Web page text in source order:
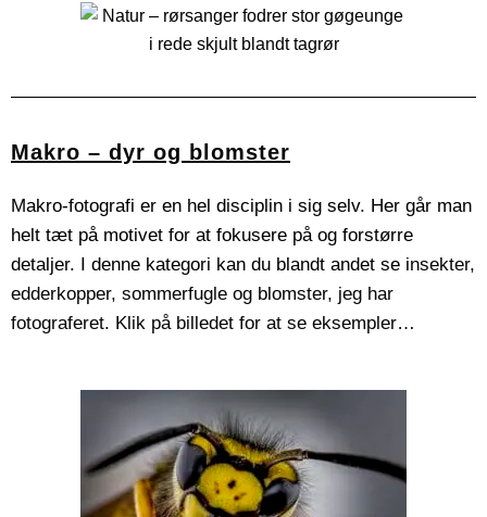
Makro – dyr og blomster
Makro-fotografi er en hel disciplin i sig selv. Her går man
helt tæt på motivet for at fokusere på og forstørre
detaljer. I denne kategori kan du blandt andet se insekter,
edderkopper, sommerfugle og blomster, jeg har
fotograferet. Klik på billedet for at se eksempler…